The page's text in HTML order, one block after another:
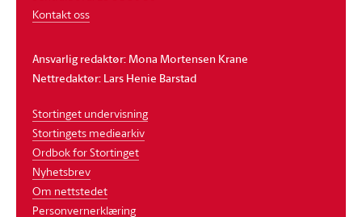
Kontakt oss
Ansvarlig redaktør: Mona Mortensen Krane
Nettredaktør: Lars Henie Barstad
Stortinget undervisning
Stortingets mediearkiv
Ordbok for Stortinget
Nyhetsbrev
Om nettstedet
Personvernerklæring